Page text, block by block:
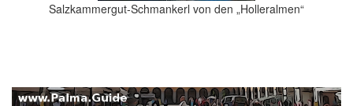
Salzkammergut-Schmankerl von den „Holleralmen“